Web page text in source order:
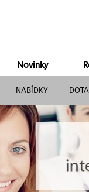
Novinky
NABÍDKY